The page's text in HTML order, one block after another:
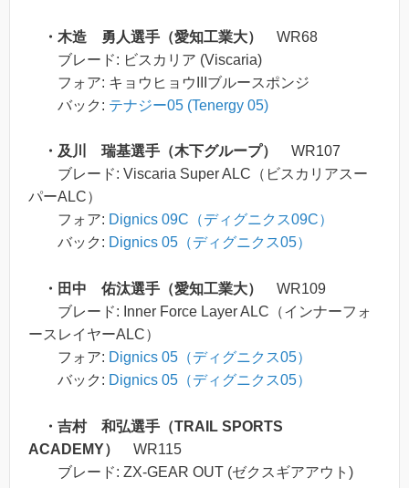
・木造 勇人選手（愛知工業大）
WR68
ブレード: ビスカリア (Viscaria)
フォア: キョウヒョウIIIブルースポンジ
バック: テナジー05 (Tenergy 05)
・及川 瑞基選手（木下グループ） WR107
ブレード: Viscaria Super ALC（ビスカリアスー
パーALC）
フォア: Dignics 09C（ディグニクス09C）
バック: Dignics 05（ディグニクス05）
・田中 佑汰選手（愛知工業大） WR109
ブレード: Inner Force Layer ALC（インナーフォ
ースレイヤーALC）
フォア: Dignics 05（ディグニクス05）
バック: Dignics 05（ディグニクス05）
・吉村 和弘選手（TRAIL SPORTS
ACADEMY） WR115
ブレード: ZX-GEAR OUT (ゼクスギアアウト)